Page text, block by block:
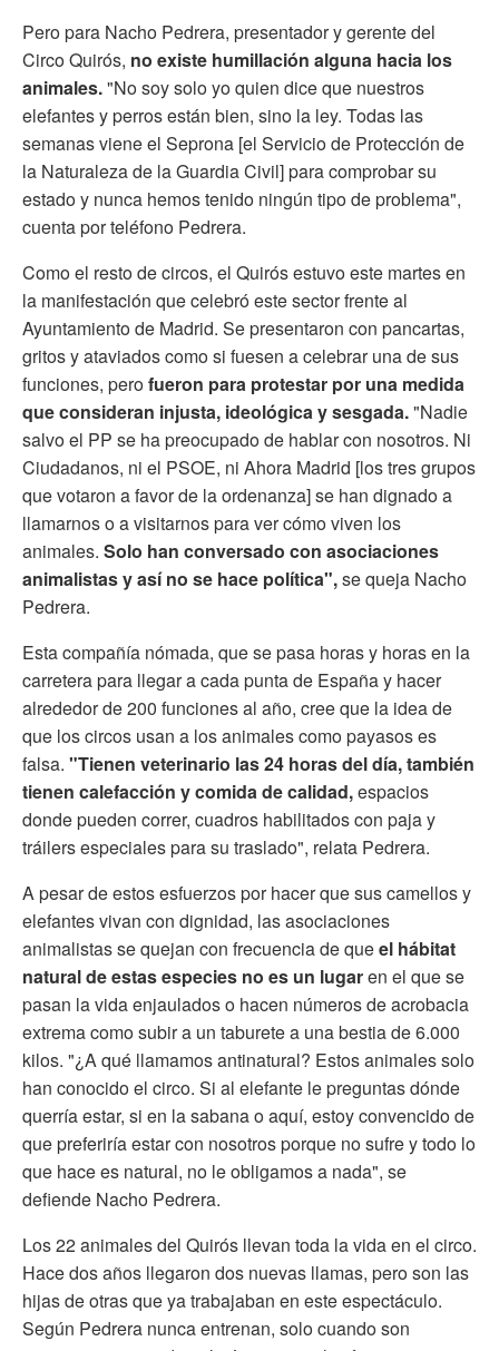
Pero para Nacho Pedrera, presentador y gerente del
Circo Quirós, no existe humillación alguna hacia los
animales."No soy solo yo quien dice que nuestros
elefantes y perros están bien, sino la ley. Todas las
semanas viene el Seprona [el Servicio de Protección de
la Naturaleza de la Guardia Civil] para comprobar su
estado y nunca hemos tenido ningún tipo de problema",
cuenta por teléfono Pedrera.
Como el resto de circos, el Quirós estuvo este martes en
la manifestación que celebró este sector frente al
Ayuntamiento de Madrid. Se presentaron con pancartas,
gritos y ataviados como si fuesen a celebrar una de sus
funciones, perofueron para protestar por una medida
que consideran injusta, ideológica y sesgada."Nadie
salvo el PP se ha preocupado de hablar con nosotros. Ni
Ciudadanos, ni el PSOE, ni Ahora Madrid [los tres grupos
que votaron a favor de la ordenanza] se han dignado a
llamarnos o a visitarnos para ver cómo viven los
animales. Solo han conversado con asociaciones
animalistas y así no se hace política",se queja Nacho
Pedrera.
Esta compañía nómada, que se pasa horas y horas en la
carretera para llegar a cada punta de España y hacer
alrededor de 200 funciones al año, cree que la idea de
que los circos usan a los animales como payasos es
falsa. "Tienen veterinario las 24 horas del día, también
tienen calefacción y comida de calidad,espacios
donde pueden correr, cuadros habilitados con paja y
tráilers especiales para su traslado", relata Pedrera.
A pesar de estos esfuerzos por hacer que sus camellos y
elefantes vivan con dignidad, las asociaciones
animalistas se quejan con frecuencia de queel hábitat
natural de estas especies no es un lugaren el que se
pasan la vida enjaulados o hacen números de acrobacia
extrema como subir a un taburete a una bestia de 6.000
kilos. "¿A qué llamamos antinatural? Estos animales solo
han conocido el circo. Si al elefante le preguntas dónde
querría estar, si en la sabana o aquí, estoy convencido de
que preferiría estar con nosotros porque no sufre y todo lo
que hace es natural, no le obligamos a nada", se
defiende Nacho Pedrera.
Los 22 animales del Quirós llevan toda la vida en el circo.
Hace dos años llegaron dos nuevas llamas, pero son las
hijas de otras que ya trabajaban en este espectáculo.
Según Pedrera nunca entrenan, solo cuando son